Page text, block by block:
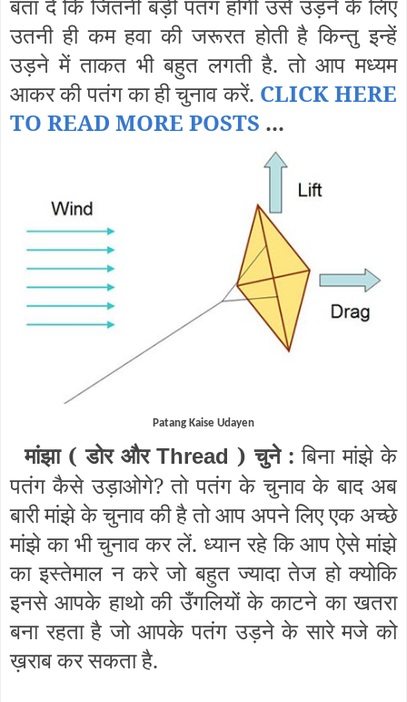
बता दें कि जितनी बड़ी पतंग होगी उसे उड़ने के लिए
उतनी ही कम हवा की जरूरत होती है किन्तु इन्हें
उड़ने में ताकत भी बहुत लगती है. तो आप मध्यम
आकर की पतंग का ही चुनाव करें. CLICK HERE
TO READ MORE POSTS ...
Patang Kaise Udayen
मांझा ( डोर और Thread) चुने : बिना मांझे के
पतंग कैसे उड़ाओगे? तो पतंग के चुनाव के बाद अब
बारी मांझे के चुनाव की है तो आप अपने लिए एक अच्छे
मांझे का भी चुनाव कर लें. ध्यान रहे कि आप ऐसे मांझे
का इस्तेमाल न करे जो बहुत ज्यादा तेज हो क्योकि
इनसे आपके हाथो की उँगलियों के काटने का खतरा
बना रहता है जो आपके पतंग उड़ने के सारे मजे को
ख़राब कर सकता है.